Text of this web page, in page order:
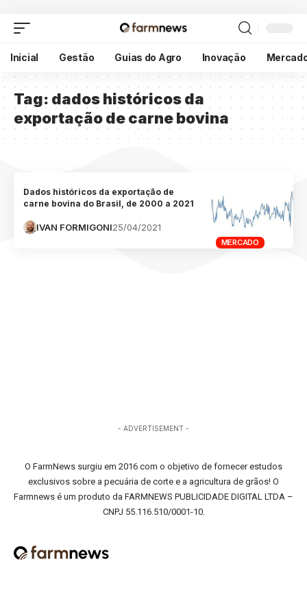
Inicial Gestão Guias do Agro Inovação
Tag: dados históricos da
exportação de carne bovina
MERCADO
Dados históricos da exportação de
carne bovina do Brasil, de 2000 a 2021
IVAN FORMIGONI25/04/2021
- ADVERTISEMENT -
O FarmNews surgiu em 2016 com o objetivo de fornecer estudos
exclusivos sobre a pecuária de corte e a agricultura de grãos! O
Farmnews é um produto da FARMNEWS PUBLICIDADE DIGITAL LTDA –
CNPJ 55.116.510/0001-10.